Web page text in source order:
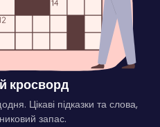
кросворд
Цікаві підказки та слова,
запас.